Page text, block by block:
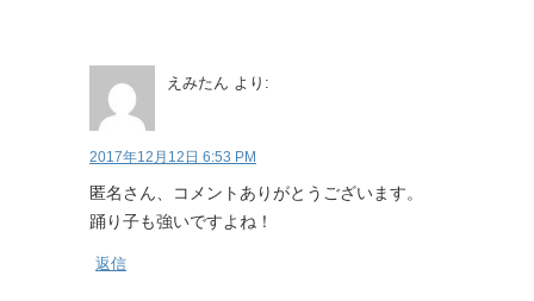
えみたん より:
2017年12月12日 6:53 PM
匿名さん、コメントありがとうございます。
踊り子も強いですよね！
返信